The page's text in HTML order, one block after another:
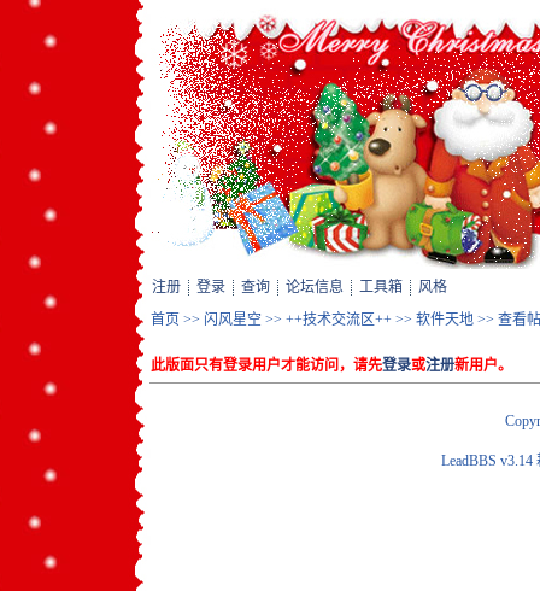
注册 登录 查询 论坛信息 工具箱
风格
首页 >> 闪风星空 >> ++技术交流区++ >> 软件天地 >> 查看
此版面只有登录用户才能访问，请先登录或注册新用户。
LeadBBS v3.14